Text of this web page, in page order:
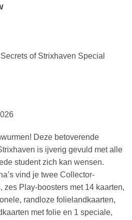
of Strixhaven Special
Deze betoverende
is ijverig gevuld met alle
student zich kan wensen.
vind je twee Collector-
zes Play-boosters met 14 kaarten,
randloze folielandkaarten,
met folie en 1 speciale,